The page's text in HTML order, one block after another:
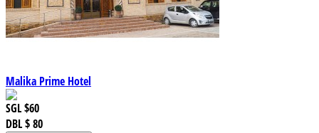
Malika Prime Hotel
SGL$60
DBL$ 80